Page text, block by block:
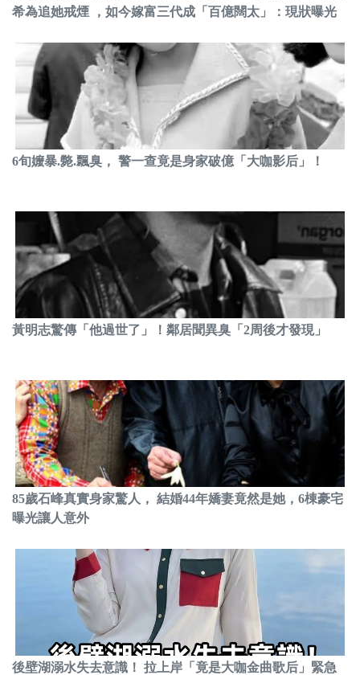
希為追她戒煙 ，如今嫁富三代成「百億闊太」：現狀曝光
6旬嬤暴.斃.飄臭， 警一查竟是身家破億「大咖影后」！
黃明志驚傳「他過世了」！鄰居聞異臭「2周後才發現」
85歲石峰真實身家驚人， 結婚44年嬌妻竟然是她，6棟豪宅
曝光讓人意外
後壁湖溺水失去意識！ 拉上岸「竟是大咖金曲歌后」緊急